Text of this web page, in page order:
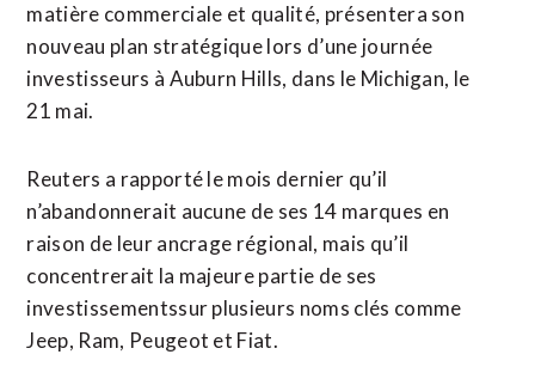
matière commerciale et qualité, présentera son
nouveau plan stratégique lors ‌d’une journée
investisseurs à ​Auburn Hills, dans le Michigan, le
21 mai.
Reuters a rapporté le mois dernier qu’il
n’abandonnerait aucune ​de ses 14 marques en
raison de leur ancrage régional, mais qu’il
concentrerait la majeure partie de ses
investissementssur plusieurs noms clés comme
Jeep, Ram, Peugeot et Fiat.